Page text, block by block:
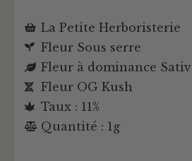
La Petite Herboristerie
Fleur Sous serre
Fleur à dominance
Fleur OG Kush
Taux : 11%
Quantité : 1g